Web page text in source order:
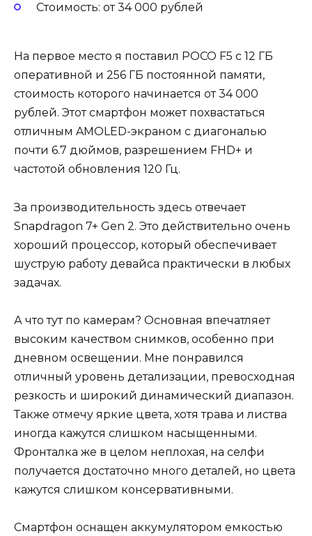
Стоимость: от 34 000 рублей
На первое место я поставил POCO F5 с 12 ГБ
оперативной и 256 ГБ постоянной памяти,
стоимость которого начинается от 34 000
рублей. Этот смартфон может похвастаться
отличным AMOLED-экраном с диагональю
почти 6.7 дюймов, разрешением FHD+ и
частотой обновления 120 Гц.
За производительность здесь отвечает
Snapdragon 7+ Gen 2. Это действительно очень
хороший процессор, который обеспечивает
шуструю работу девайса практически в любых
задачах.
А что тут по камерам? Основная впечатляет
высоким качеством снимков, особенно при
дневном освещении. Мне понравился
отличный уровень детализации, превосходная
резкость и широкий динамический диапазон.
Также отмечу яркие цвета, хотя трава и листва
иногда кажутся слишком насыщенными.
Фронталка же в целом неплохая, на селфи
получается достаточно много деталей, но цвета
кажутся слишком консервативными.
Смартфон оснащен аккумулятором емкостью